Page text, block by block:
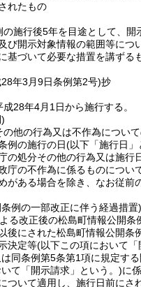
れたもの
の施行後5年を目途として、開
び開示対象情報の範囲等につ
基づいて必要な措置を講ずる
年3月9日条例第2号)抄
28年4月1日から施行する。
の他の行為又は不作為につい
例の施行の日(以下「施行日」
の処分その他の行為又は施行
庁の不作為に係るものについ
がある場合を除き、なお従前
例の一部改正に伴う経過措置)
る改正後の松島町情報公開条
後にされた松島町情報公開条
決定等(以下この項において「
は同条例第5条第1項に規定す
て「開示請求」という。)に
ついて適用し、施行日前にさ